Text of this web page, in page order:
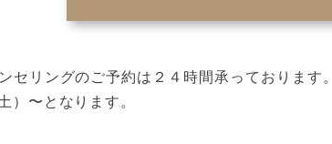
セリングのご予約は２４時間承っております。
）〜となります。